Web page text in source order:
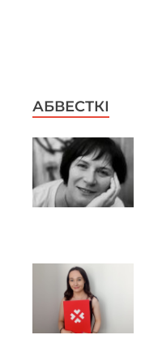
АБВЕСТКІ